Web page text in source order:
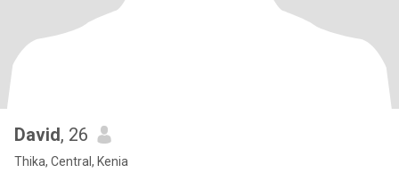
David, 26
Thika, Central, Kenia